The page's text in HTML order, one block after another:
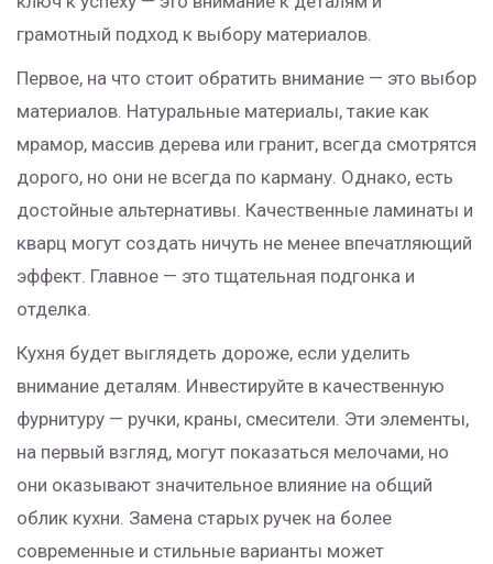
грамотный подход к выбору материалов.
Первое, на что стоит обратить внимание — это выбор
материалов. Натуральные материалы, такие как
мрамор, массив дерева или гранит, всегда смотрятся
дорого, но они не всегда по карману. Однако, есть
достойные альтернативы. Качественные ламинаты и
кварц могут создать ничуть не менее впечатляющий
эффект. Главное — это тщательная подгонка и
отделка.
Кухня будет выглядеть дороже, если уделить
внимание деталям. Инвестируйте в качественную
фурнитуру — ручки, краны, смесители. Эти элементы,
на первый взгляд, могут показаться мелочами, но
они оказывают значительное влияние на общий
облик кухни. Замена старых ручек на более
современные и стильные варианты может